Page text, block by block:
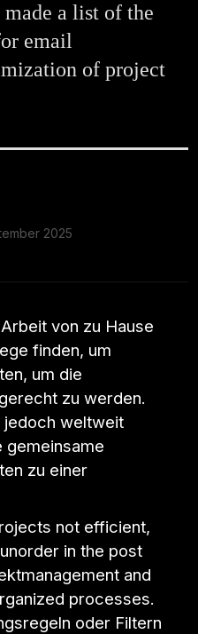
a list of the
email
of project
2025
von zu Hause
finden, um
um die
zu werden.
jedoch weltweit
gemeinsame
zu einer
not efficient,
in the post
and
processes.
oder Filtern